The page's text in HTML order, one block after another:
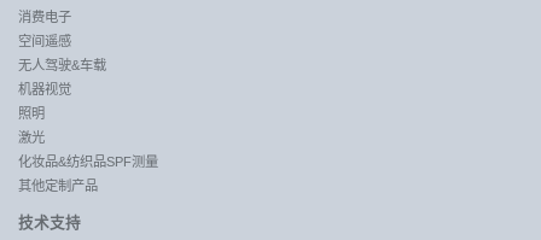
消费电子
空间遥感
无人驾驶&车载
机器视觉
照明
激光
化妆品&纺织品SPF测量
其他定制产品
技术支持